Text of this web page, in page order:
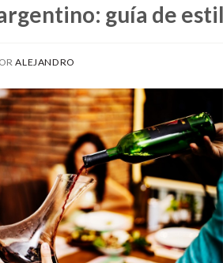
guía de
ALEJANDRO